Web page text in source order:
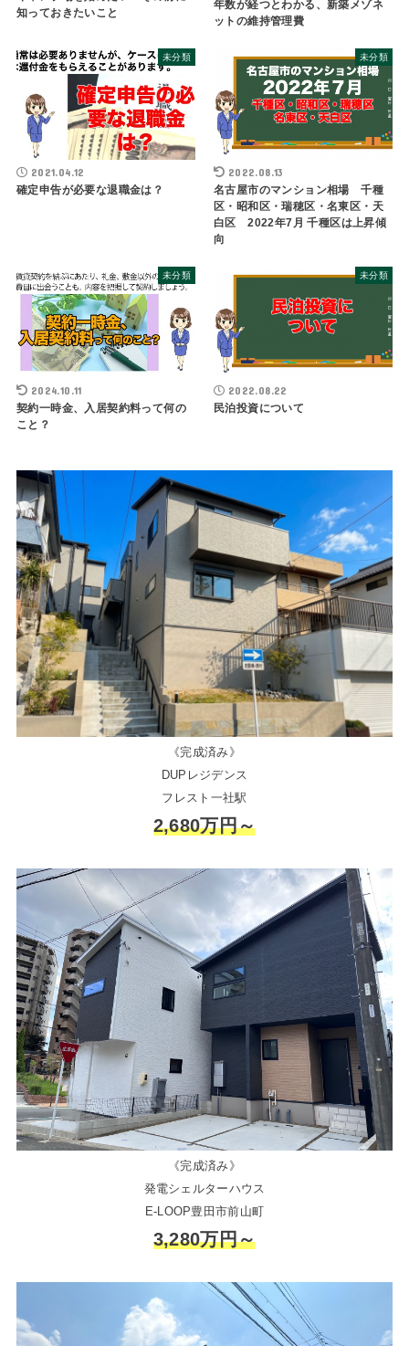
知っておきたいこと
年数が経つとわかる、新築メゾネ
ットの維持管理費
未分類
2021.04.12
確定申告が必要な退職金は？
未分類
2022.08.13
名古屋市のマンション相場 千種
区・昭和区・瑞穂区・名東区・天
白区 2022年7月 千種区は上昇傾
向
未分類
2024.10.11
契約一時金、入居契約料って何の
こと？
未分類
2022.08.22
民泊投資について
《完成済み》
DUPレジデンス
フレスト一社駅
2,680万円～
《完成済み》
発電シェルターハウス
E-LOOP豊田市前山町
3,280万円～